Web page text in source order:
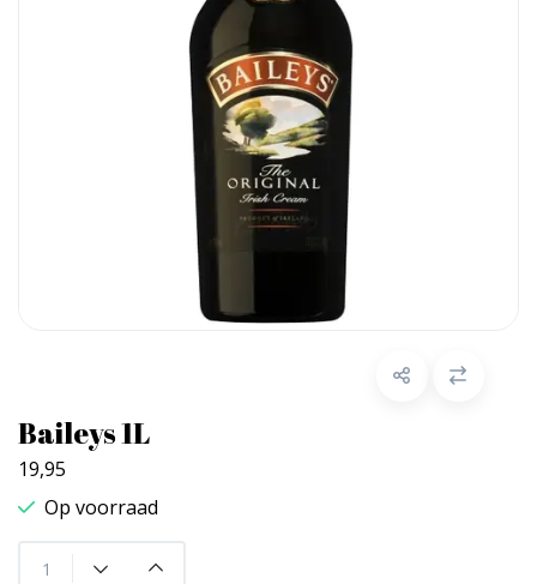
Baileys 1L
19,95
Op voorraad